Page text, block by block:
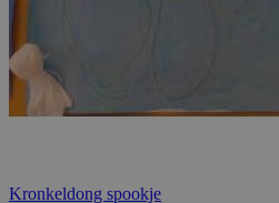
Kronkeldong spookje